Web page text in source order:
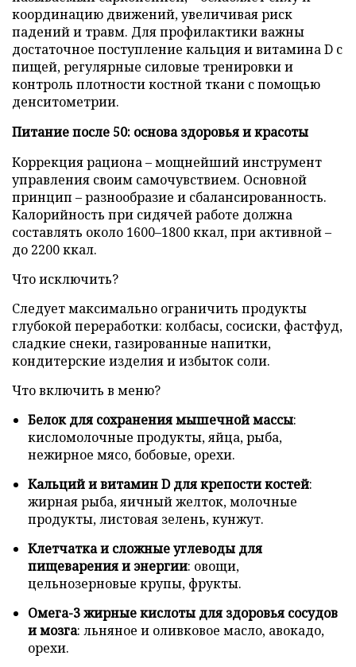
координацию движений, увеличивая риск
падений и травм. Для профилактики важны
достаточное поступление кальция и витамина D с
пищей, регулярные силовые тренировки и
контроль плотности костной ткани с помощью
денситометрии.
Питание после 50: основа здоровья и красоты
Коррекция рациона – мощнейший инструмент
управления своим самочувствием. Основной
принцип – разнообразие и сбалансированность.
Калорийность при сидячей работе должна
составлять около 1600–1800 ккал, при активной –
до 2200 ккал.
Что исключить?
Следует максимально ограничить продукты
глубокой переработки: колбасы, сосиски, фастфуд,
сладкие снеки, газированные напитки,
кондитерские изделия и избыток соли.
Что включить в меню?
Белок для сохранения мышечной массы:
кисломолочные продукты, яйца, рыба,
нежирное мясо, бобовые, орехи.
Кальций и витамин D для крепости костей:
жирная рыба, яичный желток, молочные
продукты, листовая зелень, кунжут.
Клетчатка и сложные углеводы для
пищеварения и энергии: овощи,
цельнозерновые крупы, фрукты.
Омега-3 жирные кислоты для здоровья сосудов
и мозга: льняное и оливковое масло, авокадо,
орехи.